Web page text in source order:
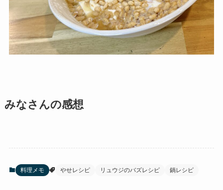
みなさんの感想
料理メモ やせレシピ リュウジのバズレシピ 鍋レシピ